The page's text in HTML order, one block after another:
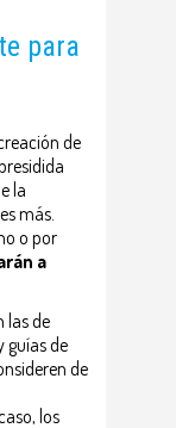
para
de
la
más.
o por
a
las de
guías de
de
los